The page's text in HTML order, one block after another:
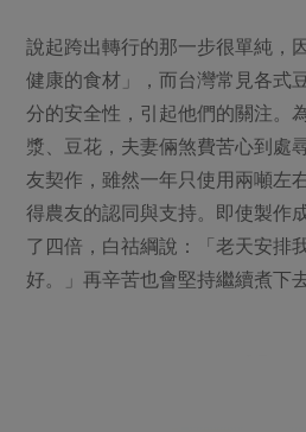
居家好物
美妝保養 個人
家庭清潔 織品
日用品 圖書
防災用品
最新產品
主題食譜
異國料理
年菜食譜
養身食補
節慶大餐
30%rPET紅烏龍茶
2024農業發展計畫年度報告
更多議題活動
傳到心坎裡，誠心又澎派
更多議題
生活者e週報
綠主張月刊
典藏閱覽室
合作社法規
社務專區
最新消息
媒體報導
說起跨出轉行的那一步很單純，
健康的食材」，而台灣常見各式
分的安全性，引起他們的關注。
漿、豆花，夫妻倆煞費苦心到處
友契作，雖然一年只使用兩噸左
得農友的認同與支持。即使製作
了四倍，白祜綱說：「老天安排
好。」再辛苦也會堅持繼續煮下去